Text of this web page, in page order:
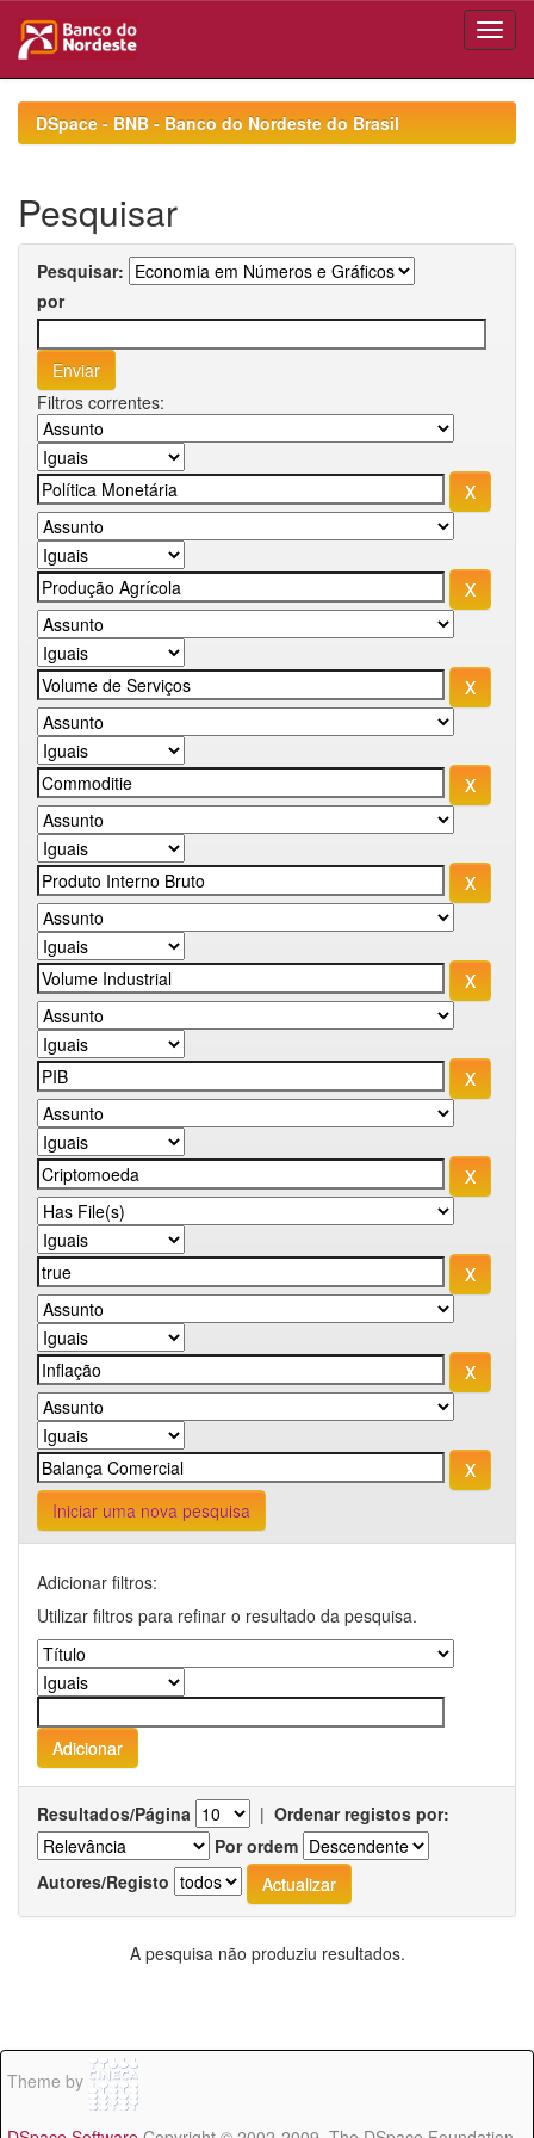
navigationDSpace - BNB - Banco do Nordeste do Brasil
Pesquisar
Pesquisar:
por
Filtros correntes:
Iniciar uma nova pesquisa
Adicionar filtros:
Utilizar filtros para refinar o resultado da pesquisa.
Resultados/Página | Ordenar registos por:
Por ordem
Autores/Registo
A pesquisa não produziu resultados.
Theme by